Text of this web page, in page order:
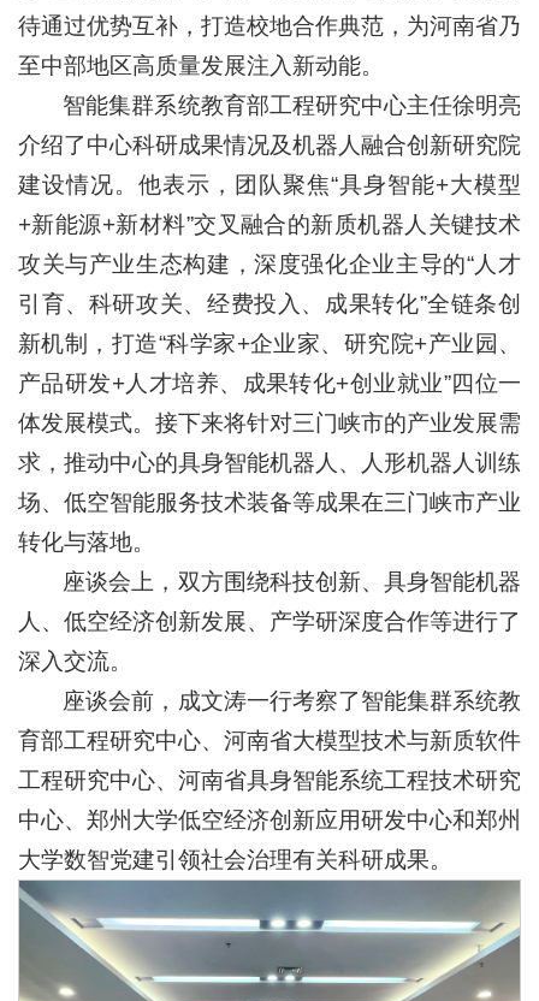
待通过优势互补，打造校地合作典范，为河南省乃
至中部地区高质量发展注入新动能。
智能集群系统教育部工程研究中心主任徐明亮
介绍了中心科研成果情况及机器人融合创新研究院
建设情况。他表示，团队聚焦“具身智能+大模型
+新能源+新材料”交叉融合的新质机器人关键技术
攻关与产业生态构建，深度强化企业主导的“人才
引育、科研攻关、经费投入、成果转化”全链条创
新机制，打造“科学家+企业家、研究院+产业园、
产品研发+人才培养、成果转化+创业就业”四位一
体发展模式。接下来将针对三门峡市的产业发展需
求，推动中心的具身智能机器人、人形机器人训练
场、低空智能服务技术装备等成果在三门峡市产业
转化与落地。
座谈会上，双方围绕科技创新、具身智能机器
人、低空经济创新发展、产学研深度合作等进行了
深入交流。
座谈会前，成文涛一行考察了智能集群系统教
育部工程研究中心、河南省大模型技术与新质软件
工程研究中心、河南省具身智能系统工程技术研究
中心、郑州大学低空经济创新应用研发中心和郑州
大学数智党建引领社会治理有关科研成果。